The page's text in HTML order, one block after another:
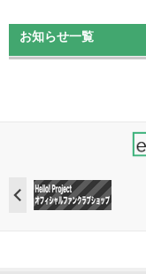
お知らせ一覧